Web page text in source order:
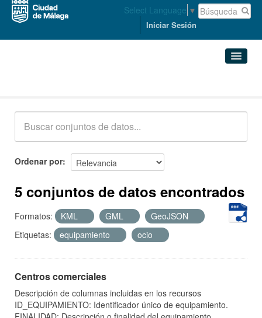
Select Language ▼
Iniciar Sesión
Acerca de
Ordenar por
5 conjuntos de datos encontrados
Formatos: KML GML
GeoJSON
Etiquetas:
equipamiento ocio
Centros comerciales
Descripción de columnas incluidas en los recursos
ID_EQUIPAMIENTO: Identificador único de equipamiento.